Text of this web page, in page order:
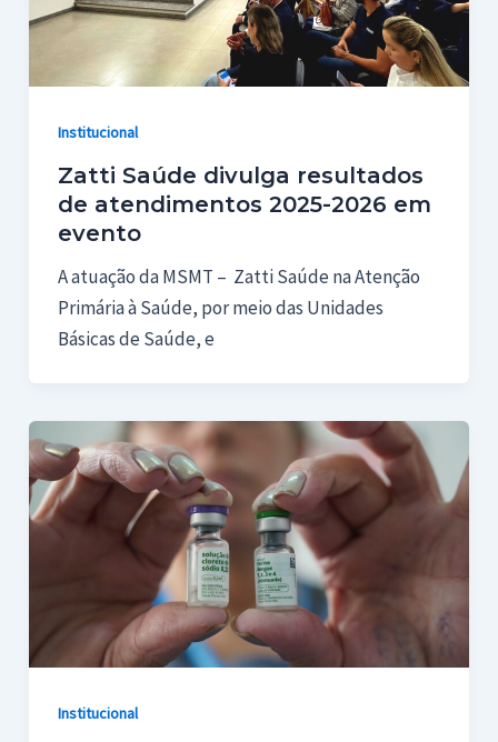
Institucional
Zatti Saúde divulga resultados
de atendimentos 2025-2026 em
evento
A atuação da MSMT – Zatti Saúde na Atenção
Primária à Saúde, por meio das Unidades
Básicas de Saúde, e
Institucional